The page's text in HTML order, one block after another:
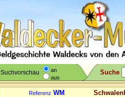
Suchvorschau
an
aus
Suche
Referenz WM